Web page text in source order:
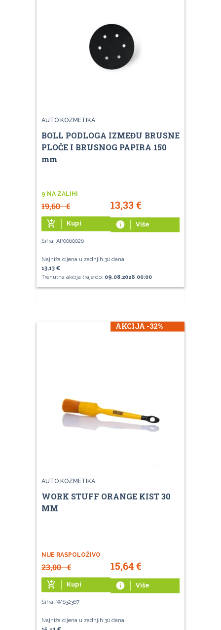
AUTO KOZMETIKA
BOLL PODLOGA IZMEĐU BRUSNE
PLOČE I BRUSNOG PAPIRA 150
mm
9 NA ZALIHI
19,60€ 13,33€
add_shopping_cart Kupi info Više
Šifra: AP0060026
Najniža cijena u zadnjih 30 dana:
13,13 €
Trenutna akcija traje do: 09.08.2026 00:00
AKCIJA -32%
AUTO KOZMETIKA
WORK STUFF ORANGE KIST 30
MM
NIJE RASPOLOŽIVO
23,00€ 15,64€
add_shopping_cart Kupi info Više
Šifra: WS32367
Najniža cijena u zadnjih 30 dana: